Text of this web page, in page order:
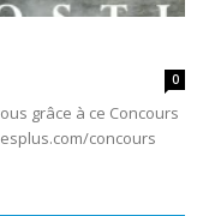
0
grâce à ce Concours
concours